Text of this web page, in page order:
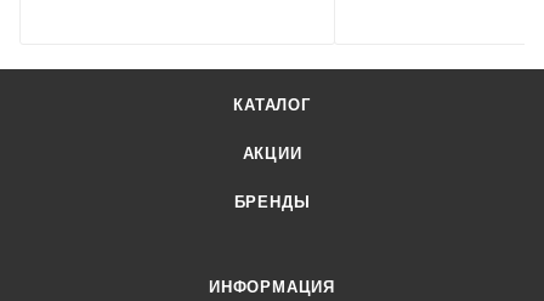
КАТАЛОГ
АКЦИИ
БРЕНДЫ
ИНФОРМАЦИЯ